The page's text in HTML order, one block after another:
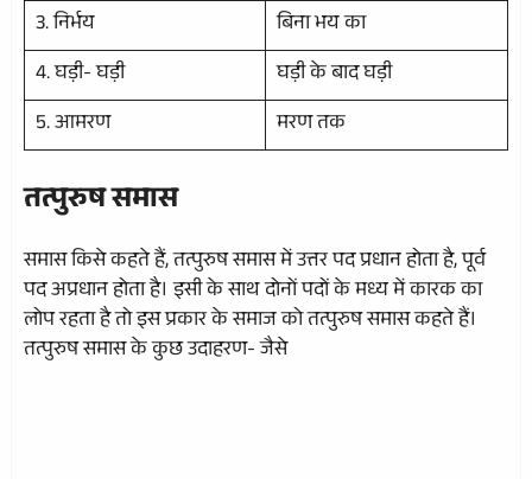
3. निर्भय
बिना भय का
4. घड़ी- घड़ी
घड़ी के बाद घड़ी
5. आमरण
मरण तक
तत्पुरुष समास
समास किसे कहते हैं, तत्पुरुष समास में उत्तर पद प्रधान होता है, पूर्व
पद अप्रधान होता है। इसी के साथ दोनों पदों के मध्य में कारक का
लोप रहता है तो इस प्रकार के समाज को तत्पुरुष समास कहते हैं।
तत्पुरुष समास के कुछ उदाहरण- जैसे